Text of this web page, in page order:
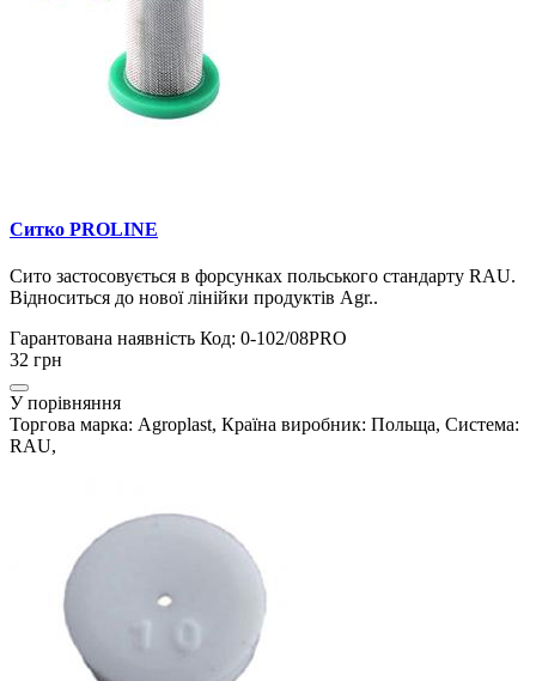
Ситко PROLINE
Сито застосовується в форсунках польського стандарту RAU.
Відноситься до нової лінійки продуктів Agr..
Гарантована наявність Код: 0-102/08PRO
32 грн
У порівняння
Торгова марка: Agroplast, Країна виробник: Польща, Система:
RAU,